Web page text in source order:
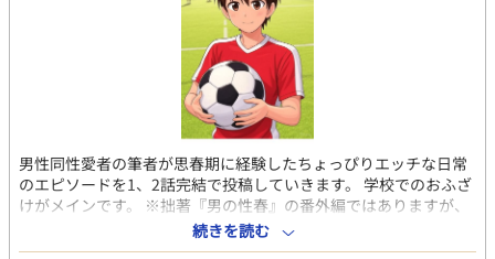
男性同性愛者の筆者が思春期に経験したちょっぴりエッチな日常
のエピソードを1、2話完結で投稿していきます。 学校でのおふざ
けがメインです。 ※拙著『男の性春』の番外編ではありますが、
どれも1話完結なので、本編を読んでいない方も是非ご覧くださ
い！
続きを読む